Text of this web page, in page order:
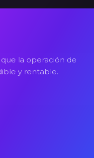
la operación de
y rentable.